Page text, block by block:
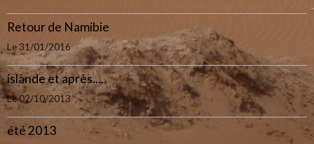
Retour de Namibie
Le 31/01/2016
islande et après....
Le 02/10/2013
été 2013